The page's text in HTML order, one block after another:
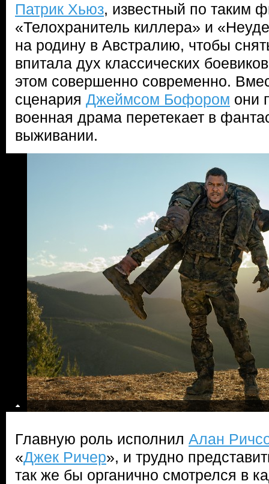
Патрик Хьюз, известный по таким
«Телохранитель киллера» и
на родину в Австралию, чтобы
впитала дух классических
этом совершенно современно.
сценария Джеймсом Бофором они
военная драма перетекает в
выживании.
Главную роль исполнил Алан
«Джек Ричер», и трудно
так же бы органично смотрелся в